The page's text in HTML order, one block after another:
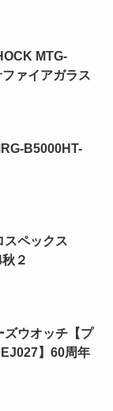
MTG-
ァイアガラス
B5000HT-
スペックス
２
ズウオッチ【プ
】60周年